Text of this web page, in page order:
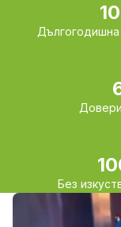
Дългогодишна
Без